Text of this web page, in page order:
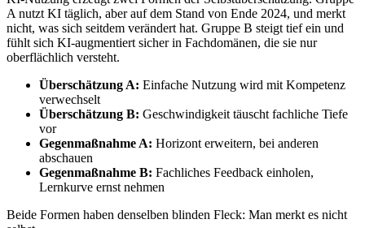
A nutzt KI täglich, aber auf dem Stand von Ende 2024, und merkt
nicht, was sich seitdem verändert hat. Gruppe B steigt tief ein und
fühlt sich KI-augmentiert sicher in Fachdomänen, die sie nur
oberflächlich versteht.
Überschätzung A: Einfache Nutzung wird mit Kompetenz
verwechselt
Überschätzung B: Geschwindigkeit täuscht fachliche Tiefe
vor
Gegenmaßnahme A: Horizont erweitern, bei anderen
abschauen
Gegenmaßnahme B: Fachliches Feedback einholen,
Lernkurve ernst nehmen
Beide Formen haben denselben blinden Fleck: Man merkt es nicht